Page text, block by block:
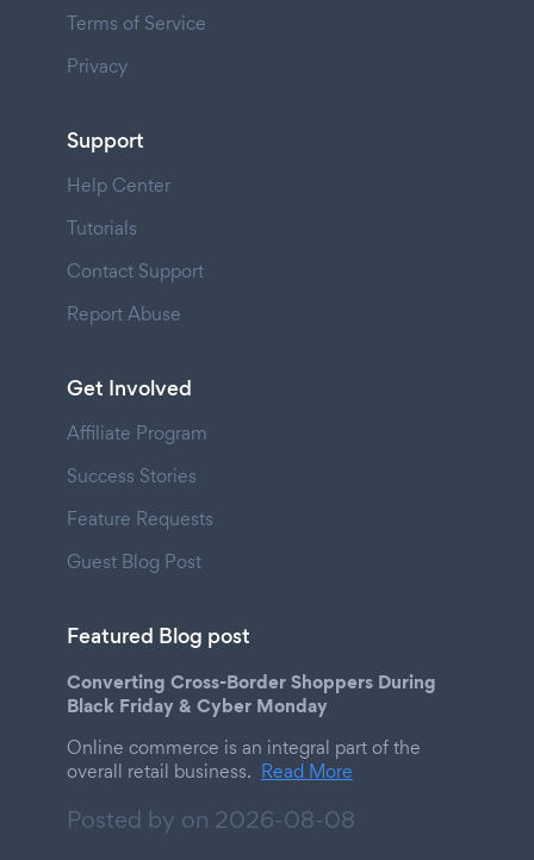
Terms of Service
Privacy
Support
Help Center
Tutorials
Contact Support
Report Abuse
Get Involved
Affiliate Program
Success Stories
Feature Requests
Guest Blog Post
Featured Blog post
Converting Cross-Border Shoppers During
Black Friday & Cyber Monday
Online commerce is an integral part of the
overall retail business. Read More
Posted by on 2026-08-08